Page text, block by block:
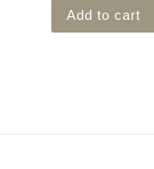
Add to cart